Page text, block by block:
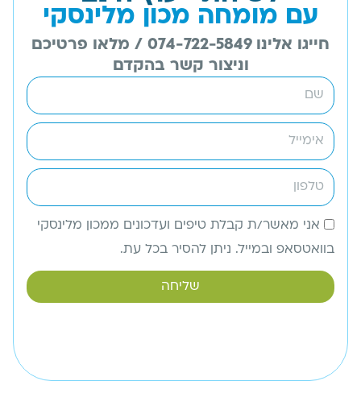
עם מומחה מכון מלינסקי
חייגו אלינו 074-722-5849 / מלאו פרטיכם
וניצור קשר בהקדם
אני מאשר/ת קבלת טיפים ועדכונים ממכון מלינסקי
בוואטסאפ ובמייל. ניתן להסיר בכל עת.
שליחה